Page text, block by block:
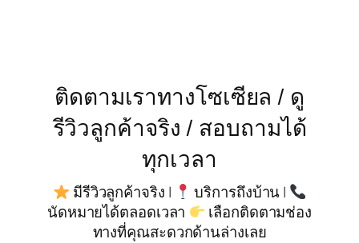
ติดตามเราทางโซเซียล / ดู
รีวิวลูกค้าจริง / สอบถามได้
ทุกเวลา
มีรีวิวลูกค้าจริง |
บริการถึงบ้าน |
นัดหมายได้ตลอดเวลา
เลือกติดตามช่อง
ทางที่คุณสะดวกด้านล่างเลย